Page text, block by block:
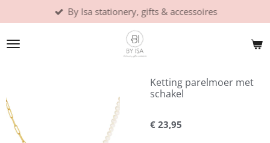
direct
naar
de
By Isa stationery, gifts & accessoires
Ketting parelmoer met
schakel
€ 23,95